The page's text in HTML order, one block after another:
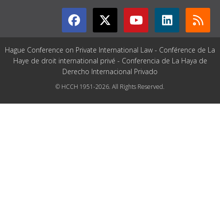
Hague Conference on Private International Law - Conférence de La
Haye de droit international privé - Conferencia de La Haya de
Derecho Internacional Privado
© HCCH 1951-2026. All Rights Reserved.